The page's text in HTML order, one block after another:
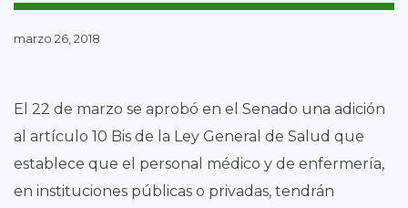
marzo 26, 2018
El 22 de marzo se aprobó en el Senado una adición
al artículo 10 Bis de la Ley General de Salud que
establece que el personal médico y de enfermería,
en instituciones públicas o privadas, tendrán